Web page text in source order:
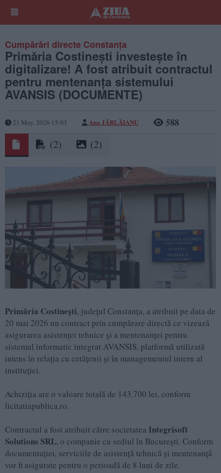
Cumpărări directe Constanța
Primăria Costinești investește în
digitalizare! A fost atribuit contractul
pentru mentenanța sistemului
AVANSIS (DOCUMENTE)
21 May, 2026 15:03 Ana JĂRLĂIANU 588
(2) (2)
Primăria Costinești, județul Constanța, a atribuit pe data de
20 mai 2026 un contract prin cumpărare directă ce vizează
asigurarea asistenței tehnice și a mentenanței pentru
sistemul informatic integrat AVANSIS, platformă utilizată
intens în relația cu cetățenii și în managementul intern al
instituției.
Achiziția are o valoare totală de 143.700 lei, conform
licitatiapublica.ro.
Contractul a fost atribuit către societatea Integrisoft
Solutions SRL, o companie cu sediul în București. Conform
documentației, serviciile de asistență tehnică și mentenanță
vor fi asigurate pentru o perioadă de 8 luni de zile.